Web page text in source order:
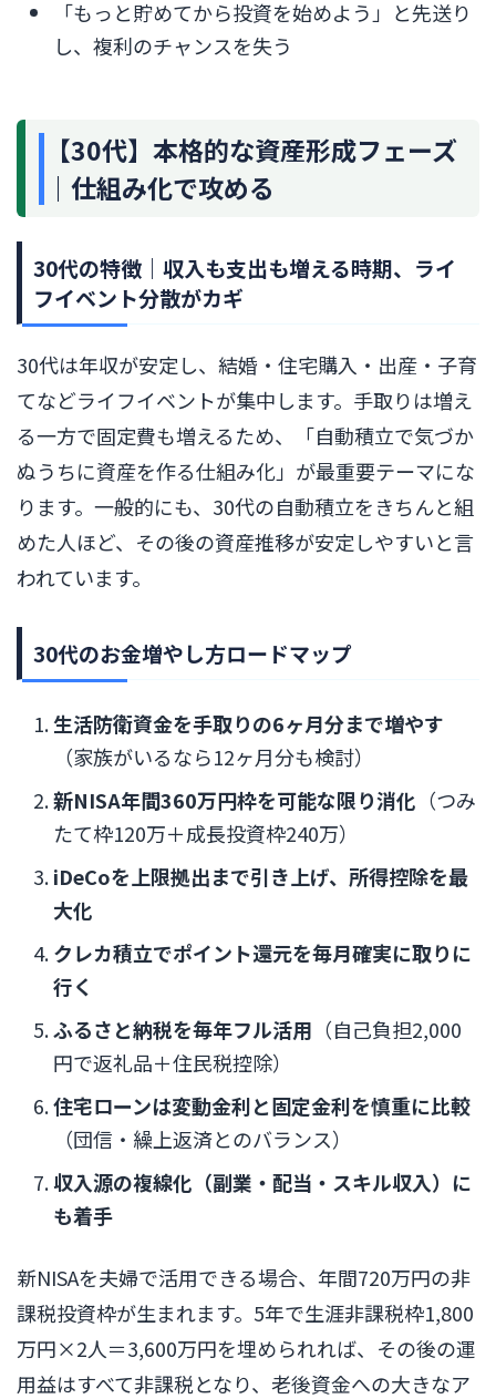
「もっと貯めてから投資を始めよう」と先送り
し、複利のチャンスを失う
【30代】本格的な資産形成フェーズ
｜仕組み化で攻める
30代の特徴｜収入も支出も増える時期、ライ
フイベント分散がカギ
30代は年収が安定し、結婚・住宅購入・出産・子育
てなどライフイベントが集中します。手取りは増え
る一方で固定費も増えるため、「自動積立で気づか
ぬうちに資産を作る仕組み化」が最重要テーマにな
ります。一般的にも、30代の自動積立をきちんと組
めた人ほど、その後の資産推移が安定しやすいと言
われています。
30代のお金増やし方ロードマップ
生活防衛資金を手取りの6ヶ月分まで増やす
（家族がいるなら12ヶ月分も検討）
新NISA年間360万円枠を可能な限り消化 （つみ
たて枠120万＋成長投資枠240万）
iDeCoを上限拠出まで引き上げ、所得控除を最
大化
クレカ積立でポイント還元を毎月確実に取りに
行く
ふるさと納税を毎年フル活用 （自己負担2,000
円で返礼品＋住民税控除）
住宅ローンは変動金利と固定金利を慎重に比較
（団信・繰上返済とのバランス）
収入源の複線化（副業・配当・スキル収入）に
も着手
新NISAを夫婦で活用できる場合、年間720万円の非
課税投資枠が生まれます。5年で生涯非課税枠1,800
万円×2人＝3,600万円を埋められれば、その後の運
用益はすべて非課税となり、老後資金への大きなア